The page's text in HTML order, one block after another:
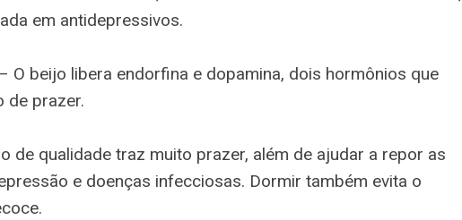
em antidepressivos.
– O beijo libera endorfina e dopamina, dois hormônios que
de prazer.
de qualidade traz muito prazer, além de ajudar a repor as
e doenças infecciosas. Dormir também evita o